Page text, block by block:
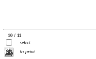
10 / 11
select
to print